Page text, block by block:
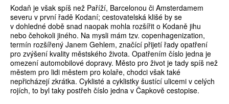
Kodaň je však spíš než Paříží, Barcelonou či Amsterdamem
severu v první řadě Kodaní; cestovatelská klišé by se
v dohledné době snad naopak mohla rozšířit o Kodaně jihu
nebo čehokoli jiného. Na mysli mám tzv. copenhagenization,
termín rozšířený Janem Gehlem, značící přijetí řady opatření
pro zvýšení kvality městského života. Opatřením číslo jedna je
omezení automobilové dopravy. Město pro život je tady spíš než
městem pro lidi městem pro kolaře, chodci však také
nepřicházejí zkrátka. Cyklisté a cyklistky šustící ulicemi v celých
rojích, to byl taky postřeh číslo jedna v Čapkově cestopise.